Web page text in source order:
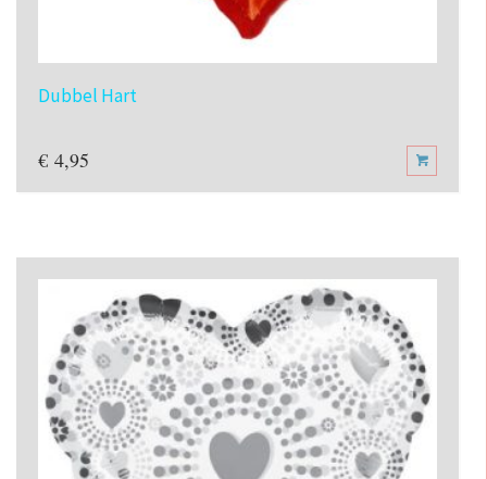
Dubbel Hart
€ 4,95